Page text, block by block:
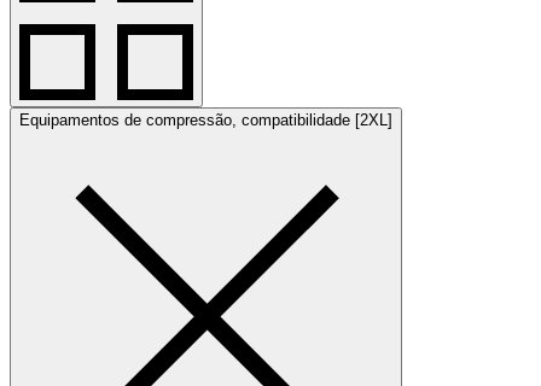
Equipamentos de compressão, compatibilidade [2XL]